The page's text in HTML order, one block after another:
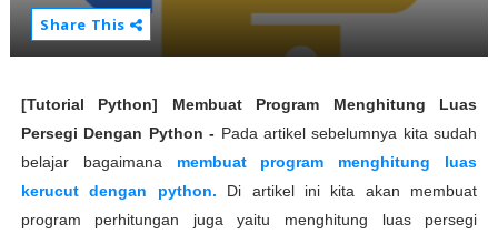
Share This
[Tutorial Python] Membuat Program Menghitung Luas
Persegi Dengan Python - Pada artikel sebelumnya kita sudah
belajar bagaimana membuat program menghitung luas
kerucut dengan python. Di artikel ini kita akan membuat
program perhitungan juga yaitu menghitung luas persegi